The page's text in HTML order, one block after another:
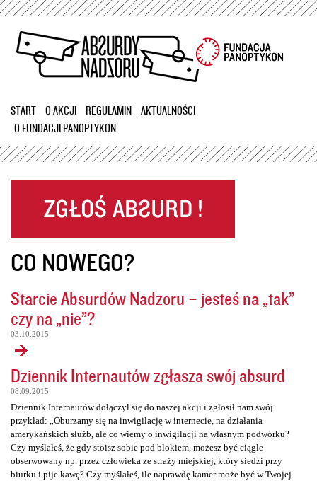
Przejdź
treści
START O AKCJI REGULAMIN
AKTUALNOŚCI
O FUNDACJI PANOPTYKON
CO NOWEGO?
Starcie Absurdów Nadzoru – jesteś na „tak”
czy na „nie”?
03.10.2015
Dziennik Internautów zgłasza swój absurd
08.09.2015
Dziennik Internautów dołączył się do naszej akcji i zgłosił nam swój
przykład: „Oburzamy się na inwigilację w internecie, na działania
amerykańskich służb, ale co wiemy o inwigilacji na własnym podwórku?
Czy myślałeś, że gdy stoisz sobie pod blokiem, możesz być ciągle
obserwowany np. przez człowieka ze straży miejskiej, który siedzi przy
biurku i pije kawę? Czy myślałeś, ile naprawdę kamer może być w Twojej